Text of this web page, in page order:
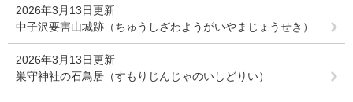
2026年3月13日更新
中子沢要害山城跡（ちゅうしざわようがいやまじょうせき）
2026年3月13日更新
巣守神社の石鳥居（すもりじんじゃのいしどりい）